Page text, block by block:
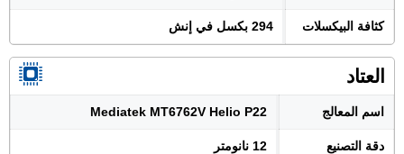
كثافة البيكسلات 294 بكسل في إنش
العتاد
اسم المعالج Mediatek MT6762V Helio P22
دقة التصنيع 12 نانومتر